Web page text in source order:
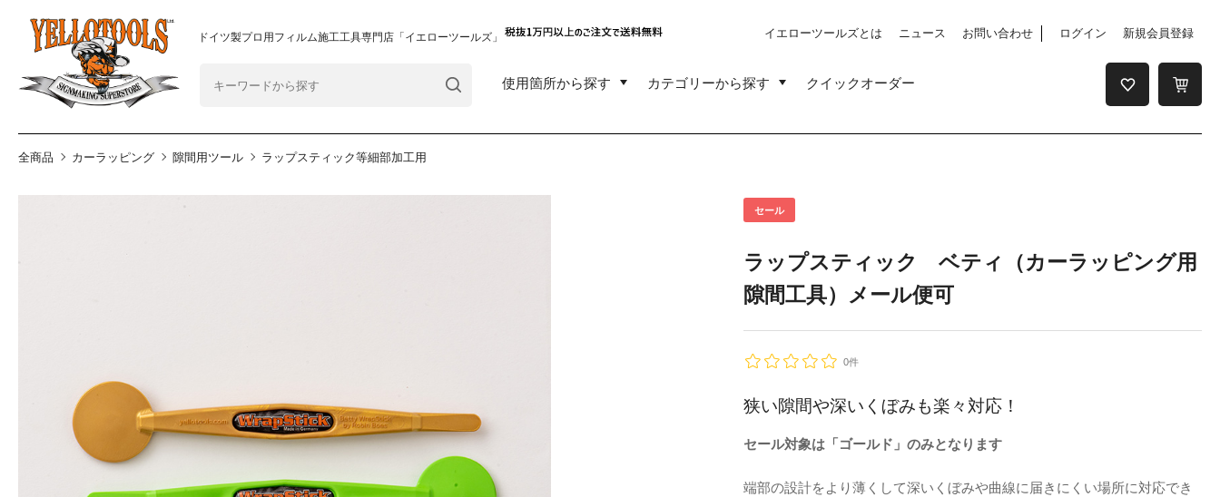
重要なおしらせ
ドイツ製プロ用フィルム施工工具専門店「イエローツールズ」 イエローツールズとは ニュース お問い合わせ ログイン 新規会員登録
使用箇所から探す カテゴリーから探す クイックオーダー
全商品 カーラッピング 隙間用ツール ラップスティック等細部加工用
セール
ラップスティック ベティ（カーラッピング用
隙間工具）メール便可
0件
狭い隙間や深いくぼみも楽々対応！
セール対象は「ゴールド」のみとなります
端部の設計をより薄くして深いくぼみや曲線に届きにくい場所に対応でき